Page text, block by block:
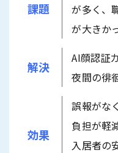
課題
が多く、
が大きか
解決
AI顔認証
夜間の徘
効果
誤報がな
負担が軽
入居者の